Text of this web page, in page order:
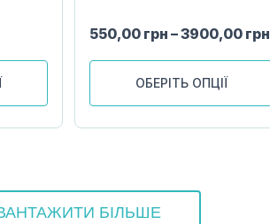
550,00 грн –3900,00 грн
ОБЕРІТЬ ОПЦІЇ
БІЛЬШЕ